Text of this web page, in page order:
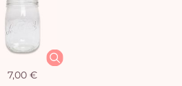
7,00 €